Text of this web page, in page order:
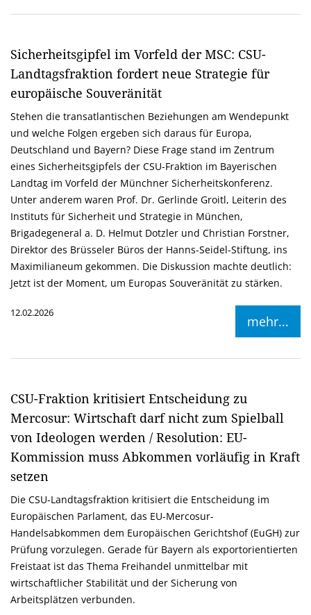
Sicherheitsgipfel im Vorfeld der MSC: CSU-
Landtagsfraktion fordert neue Strategie für
europäische Souveränität
Stehen die transatlantischen Beziehungen am Wendepunkt
und welche Folgen ergeben sich daraus für Europa,
Deutschland und Bayern? Diese Frage stand im Zentrum
eines Sicherheitsgipfels der CSU-Fraktion im Bayerischen
Landtag im Vorfeld der Münchner Sicherheitskonferenz.
Unter anderem waren Prof. Dr. Gerlinde Groitl, Leiterin des
Instituts für Sicherheit und Strategie in München,
Brigadegeneral a. D. Helmut Dotzler und Christian Forstner,
Direktor des Brüsseler Büros der Hanns-Seidel-Stiftung, ins
Maximilianeum gekommen. Die Diskussion machte deutlich:
Jetzt ist der Moment, um Europas Souveränität zu stärken.
12.02.2026
mehr...
CSU-Fraktion kritisiert Entscheidung zu
Mercosur: Wirtschaft darf nicht zum Spielball
von Ideologen werden / Resolution: EU-
Kommission muss Abkommen vorläufig in Kraft
setzen
Die CSU-Landtagsfraktion kritisiert die Entscheidung im
Europäischen Parlament, das EU-Mercosur-
Handelsabkommen dem Europäischen Gerichtshof (EuGH) zur
Prüfung vorzulegen. Gerade für Bayern als exportorientierten
Freistaat ist das Thema Freihandel unmittelbar mit
wirtschaftlicher Stabilität und der Sicherung von
Arbeitsplätzen verbunden.